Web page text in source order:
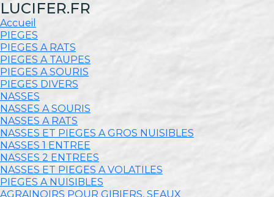
LUCIFER.FR
Accueil
PIEGES
PIEGES A RATS
PIEGES A TAUPES
PIEGES A SOURIS
PIEGES DIVERS
NASSES
NASSES A SOURIS
NASSES A RATS
NASSES ET PIEGES A GROS NUISIBLES
NASSES 1 ENTREE
NASSES 2 ENTREES
NASSES ET PIEGES A VOLATILES
PIEGES A NUISIBLES
AGRAINOIRS POUR GIBIERS, SEAUX